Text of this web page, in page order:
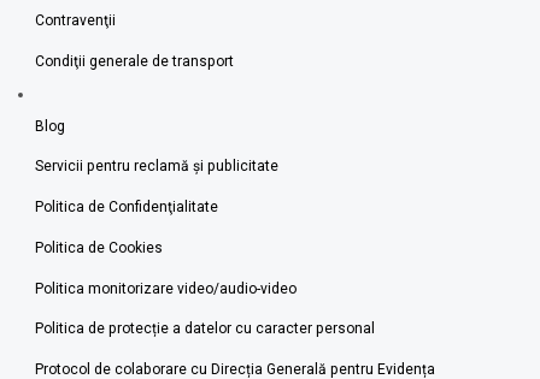
Contravenţii
Condiţii generale de transport
Blog
Servicii pentru reclamă și publicitate
Politica de Confidenţialitate
Politica de Cookies
Politica monitorizare video/audio-video
Politica de protecție a datelor cu caracter personal
Protocol de colaborare cu Direcția Generală pentru Evidența